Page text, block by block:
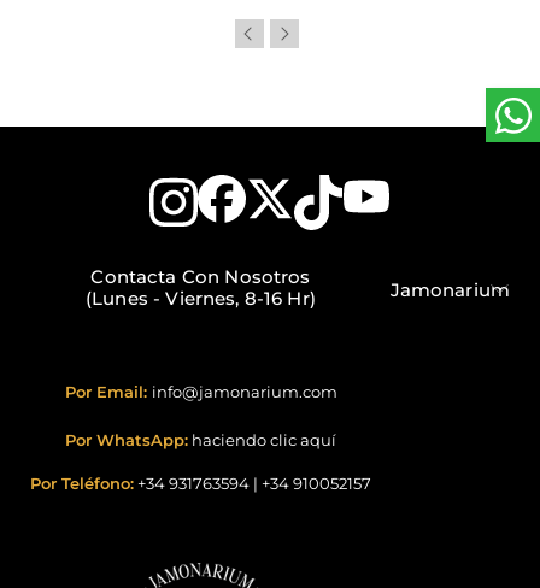
Contacta Con Nosotros
(Lunes - Viernes, 8-16 Hr)
Por Email: info@jamonarium.com
Por WhatsApp: haciendo clic aquí
Por Teléfono: +34 931763594 | +34 910052157
Jamonarium